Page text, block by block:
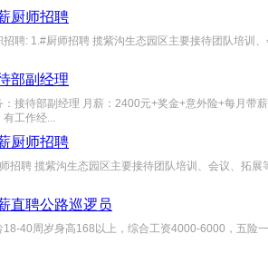
厨师招聘
招聘: 1.#厨师招聘 揽紫沟生态园区主要接待团队培训
部副经理
：接待部副经理 月薪：2400元+奖金+意外险+每月带
有工作经...
厨师招聘
招聘 揽紫沟生态园区主要接待团队培训、会议、拓
直聘公路巡逻员
18-40周岁身高168以上，综合工资4000-6000，五险